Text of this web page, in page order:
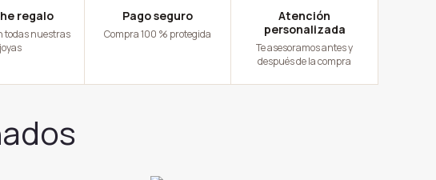
regalo
todas nuestras
joyas
Pago seguro
Compra 100 % protegida
Atención
personalizada
Te asesoramos antes y
después de la compra